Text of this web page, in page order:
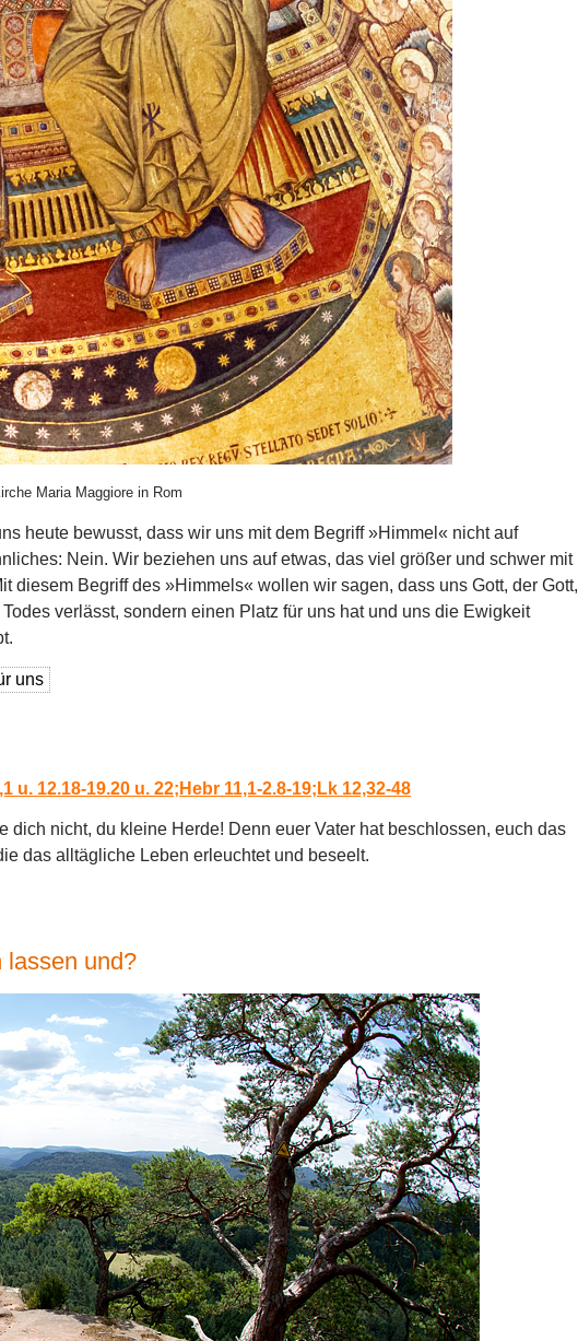
Maria Maggiore in Rom
heute bewusst, dass wir uns mit dem Begriff »Himmel« nicht auf
Nein. Wir beziehen uns auf etwas, das viel größer und schwer mit
diesem Begriff des »Himmels« wollen wir sagen, dass uns Gott, der Gott,
verlässt, sondern einen Platz für uns hat und uns die Ewigkeit
uns
u. 12.18-19.20 u. 22;Hebr 11,1-2.8-19;Lk 12,32-48
nicht, du kleine Herde! Denn euer Vater hat beschlossen, euch das
das alltägliche Leben erleuchtet und beseelt.
lassen und?